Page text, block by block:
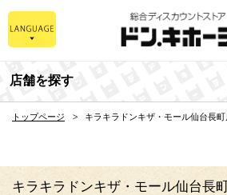
店舗を探す
トップページ キラキラドンキザ・モール仙台長
キラキラドンキザ・モール仙台長